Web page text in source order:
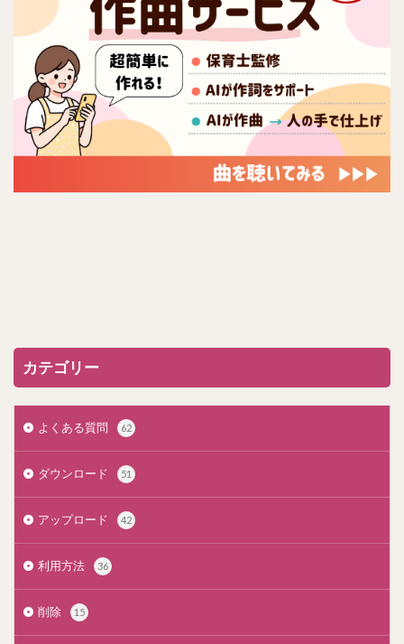
カテゴリー
よくある質問 62
ダウンロード 51
アップロード 42
利用方法 36
削除 15